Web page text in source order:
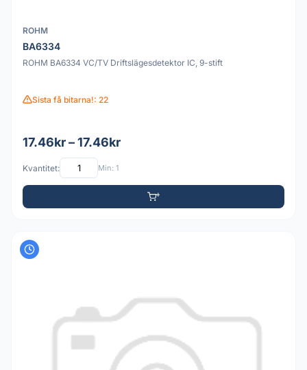
ROHM
BA6334
ROHM BA6334 VC/TV Driftslägesdetektor IC, 9-stift
Sista få bitarna!: 22
17.46kr – 17.46kr
Kvantitet: Min: 1